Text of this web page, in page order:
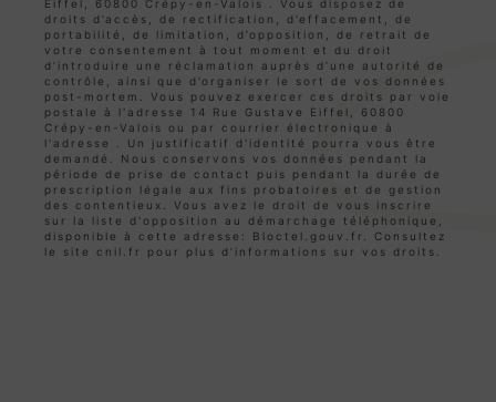
Eiffel, 60800 Crépy-en-Valois . Vous disposez de
droits d’accès, de rectification, d’effacement, de
portabilité, de limitation, d’opposition, de retrait de
votre consentement à tout moment et du droit
d’introduire une réclamation auprès d’une autorité de
contrôle, ainsi que d’organiser le sort de vos données
post-mortem. Vous pouvez exercer ces droits par voie
postale à l'adresse 14 Rue Gustave Eiffel, 60800
Crépy-en-Valois ou par courrier électronique à
l'adresse . Un justificatif d'identité pourra vous être
demandé. Nous conservons vos données pendant la
période de prise de contact puis pendant la durée de
prescription légale aux fins probatoires et de gestion
des contentieux. Vous avez le droit de vous inscrire
sur la liste d'opposition au démarchage téléphonique,
disponible à cette adresse: Bloctel.gouv.fr
. Consultez
le site cnil.fr pour plus d’informations sur vos droits.